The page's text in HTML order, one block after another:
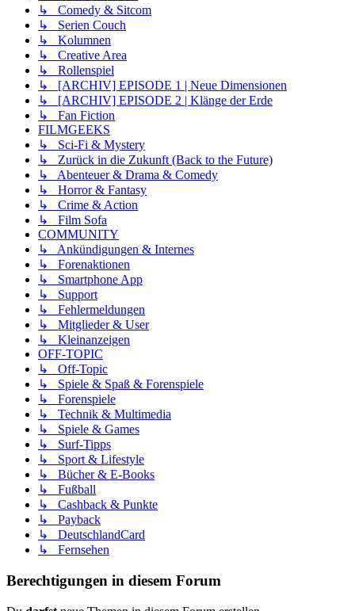
↳ Comedy & Sitcom
↳ Serien Couch
↳ Kolumnen
↳ Creative Area
↳ Rollenspiel
↳ [ARCHIV] EPISODE 1 | Neue Dimensionen
↳ [ARCHIV] EPISODE 2 | Klänge der Erde
↳ Fan Fiction
FILMGEEKS
↳ Sci-Fi & Mystery
↳ Zurück in die Zukunft (Back to the Future)
↳ Abenteuer & Drama & Comedy
↳ Horror & Fantasy
↳ Crime & Action
↳ Film Sofa
COMMUNITY
↳ Ankündigungen & Internes
↳ Forenaktionen
↳ Smartphone App
↳ Support
↳ Fehlermeldungen
↳ Mitglieder & User
↳ Kleinanzeigen
OFF-TOPIC
↳ Off-Topic
↳ Spiele & Spaß & Forenspiele
↳ Forenspiele
↳ Technik & Multimedia
↳ Spiele & Games
↳ Surf-Tipps
↳ Sport & Lifestyle
↳ Bücher & E-Books
↳ Fußball
↳ Cashback & Punkte
↳ Payback
↳ DeutschlandCard
↳ Fernsehen
Berechtigungen in diesem Forum